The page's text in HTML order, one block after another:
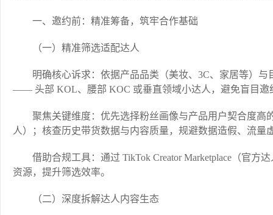
一、邀约前：精准筹备，筑牢合作基础​
（一）精准筛选适配达人​
明确核心诉求：依据产品品类（美妆、3C、家居等）
—— 头部 KOL、腰部 KOC 或垂直领域小达人，避免盲目邀
聚焦关键维度：优先选择粉丝画像与产品用户契合度
人）；核查历史带货数据与内容质量，规避数据造假、流量
借助合规工具：通过 TikTok Creator Marketplace（官
资源，提升筛选效率。​
（二）深度拆解达人内容生态​